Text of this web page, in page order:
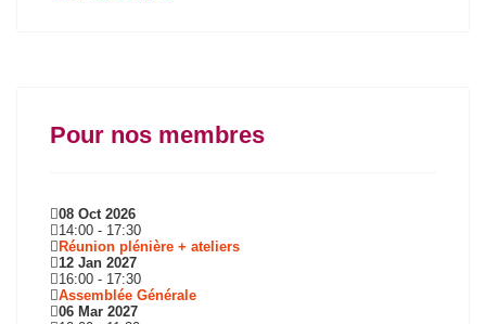
Pour nos membres
08 Oct 2026
14:00 - 17:30
Réunion plénière + ateliers
12 Jan 2027
16:00 - 17:30
Assemblée Générale
06 Mar 2027